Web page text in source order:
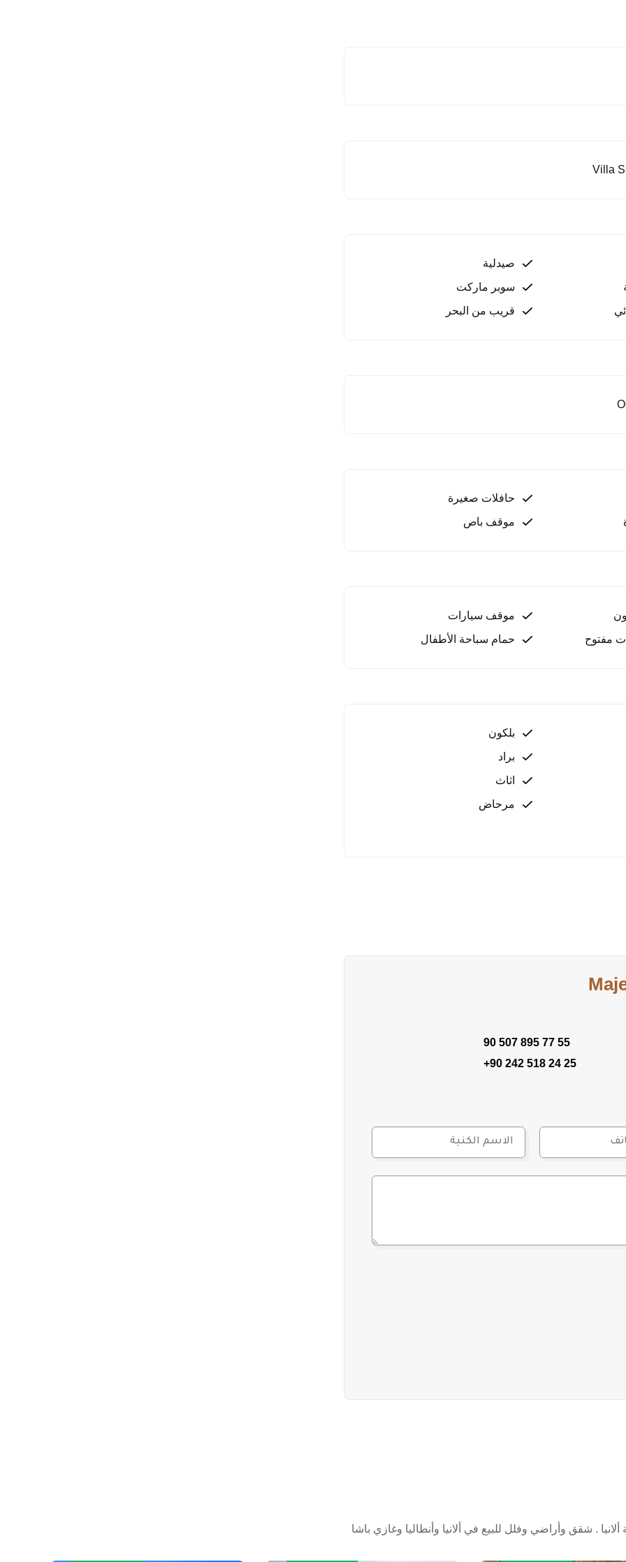
والاستثمار العقاري، خاصة مع شهرتها برياضة الغولف
معنا.
Villa
صيدلية
سوبر ماركت
قريب من البحر
حافلات صغيرة
موقف باص
موقف سيارات
مفتوح حمام سباحة الأطفال
بلكون
براد
اثاث
مرحاض
90 507 895 77 55
+90 242 518 24 25
. شقق وأراضي وفلل للبيع في ألانيا وأنطاليا وغازي باشا